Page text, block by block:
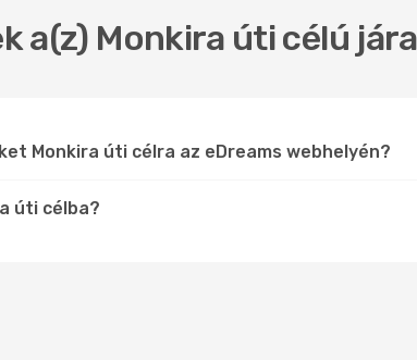
a(z) Monkira úti célú
Monkira úti célra az eDreams webhelyén?
úti célba?